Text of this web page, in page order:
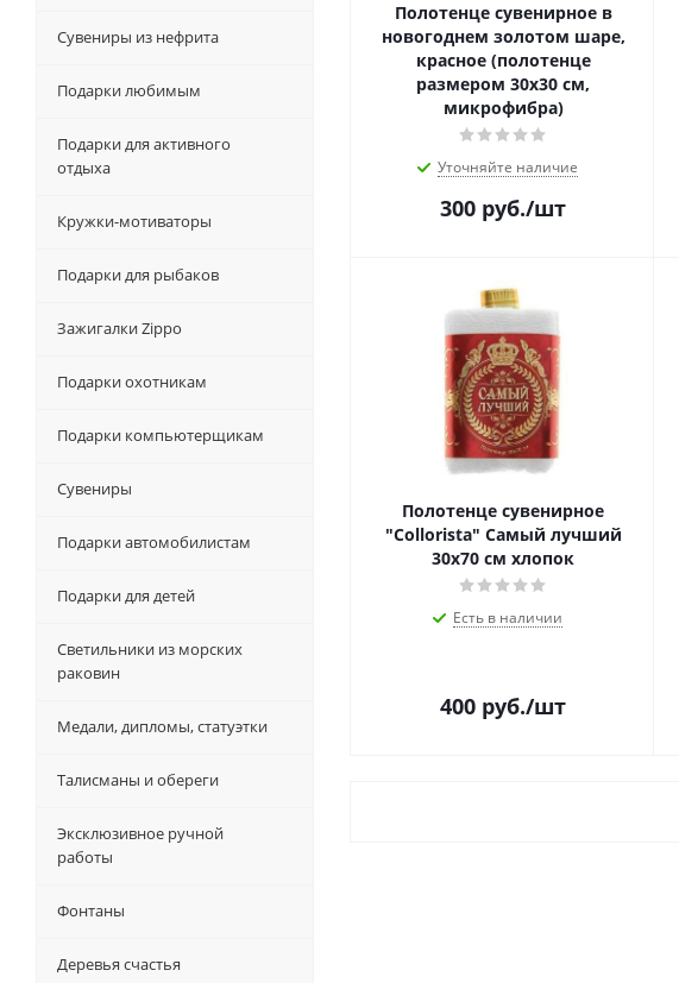
Полотенце сувенирное в
новогоднем золотом шаре,
красное (полотенце
размером 30х30 см,
микрофибра)
Уточняйте наличие
300 руб./шт
Полотенце сувенирное
"Collorista" Самый лучший
30х70 см хлопок
Есть в наличии
400 руб./шт
Сувениры из нефрита
Подарки любимым
Подарки для активного
отдыха
Кружки-мотиваторы
Подарки для рыбаков
Зажигалки Zippo
Подарки охотникам
Подарки компьютерщикам
Сувениры
Подарки автомобилистам
Подарки для детей
Светильники из морских
раковин
Медали, дипломы, статуэтки
Талисманы и обереги
Эксклюзивное ручной
работы
Фонтаны
Деревья счастья